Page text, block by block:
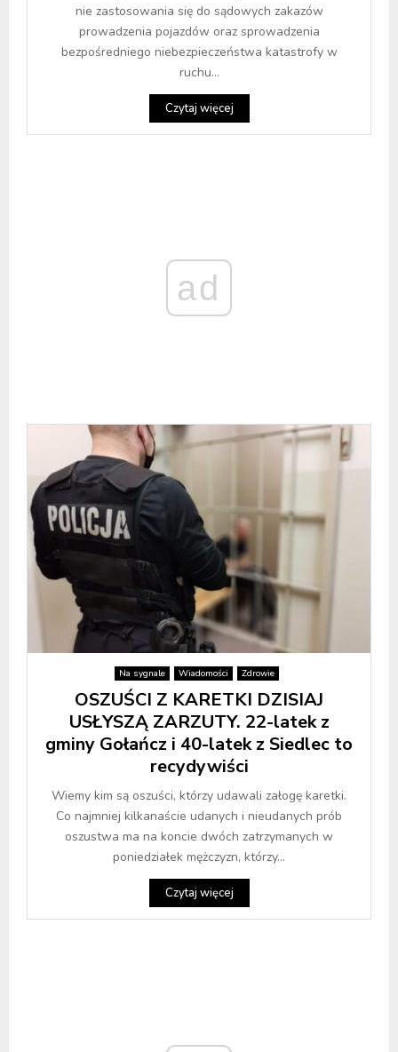
nie zastosowania się do sądowych zakazów
prowadzenia pojazdów oraz sprowadzenia
bezpośredniego niebezpieczeństwa katastrofy w
ruchu...
Czytaj więcej
ad
Na sygnale Wiadomości Zdrowie
OSZUŚCI Z KARETKI DZISIAJ
USŁYSZĄ ZARZUTY. 22-latek z
gminy Gołańcz i 40-latek z Siedlec to
recydywiści
Wiemy kim są oszuści, którzy udawali załogę karetki.
Co najmniej kilkanaście udanych i nieudanych prób
oszustwa ma na koncie dwóch zatrzymanych w
poniedziałek mężczyzn, którzy...
Czytaj więcej